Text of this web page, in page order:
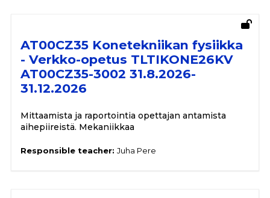
AT00CZ35 Konetekniikan fysiikka
- Verkko-opetus TLTIKONE26KV
AT00CZ35-3002 31.8.2026-
31.12.2026
Mittaamista ja raportointia opettajan antamista
aihepiireistä. Mekaniikkaa
Responsible teacher: Juha Pere